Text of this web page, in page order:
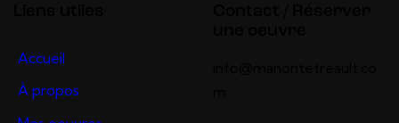
Accueil
À propos